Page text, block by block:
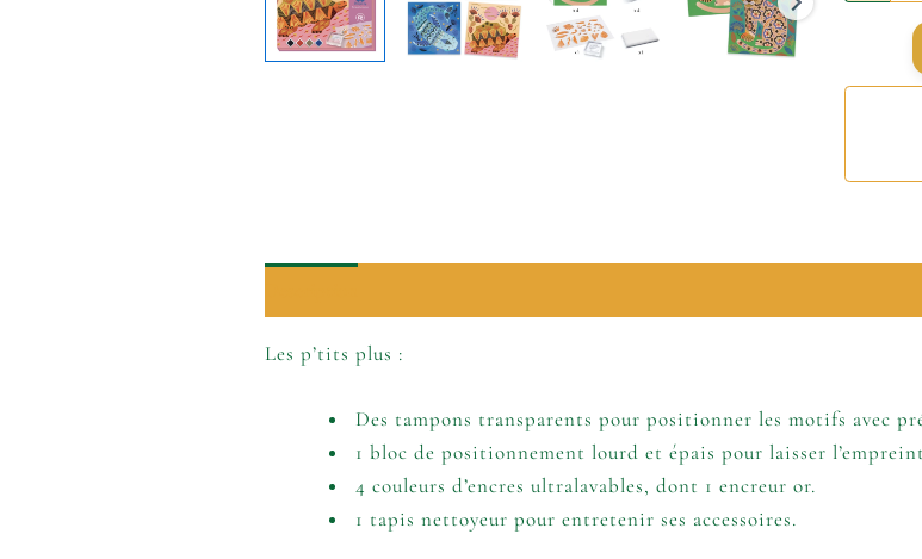
Les p’tits plus :
Des tampons transparents pour positionner les motifs avec
1 bloc de positionnement lourd et épais pour laisser
4 couleurs d’encres ultralavables, dont 1 encreur or.
1 tapis nettoyeur pour entretenir ses accessoires.